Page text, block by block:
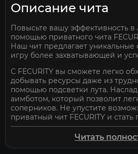
Описание чита
Повысьте вашу эффективность в
помощью приватного чита
Наш чит предлагает
игру более захватывающей и
С FECURITY вы сможете легко
добывать ресурсы даже из
помощью подсветки лута.
аимботом, который позволит
соперников. Не упустите
приватный чит FECURITY и
Купите приватные читы уже
таблицу лидеров в Arena
Читать